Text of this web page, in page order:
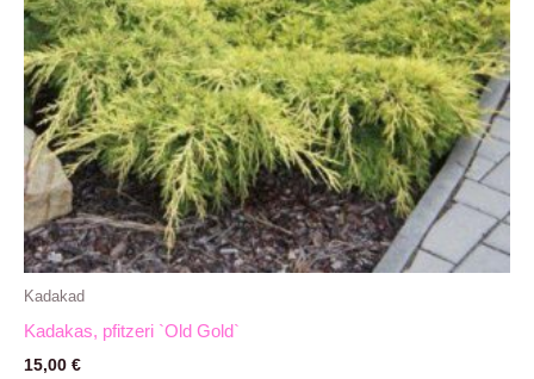
Kadakad
Kadakas, pfitzeri `Old Gold`
15,00 €